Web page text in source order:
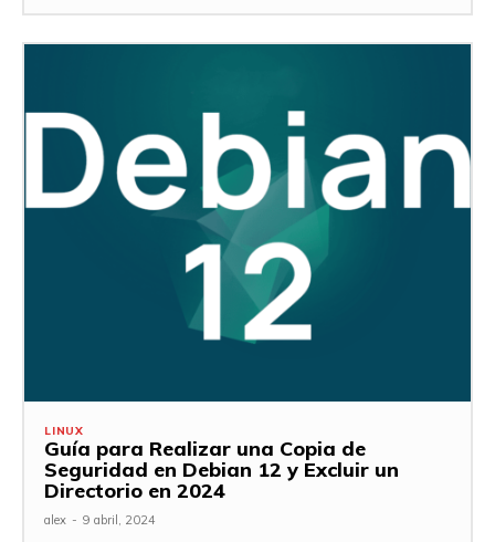
LINUX
Guía para Realizar una Copia de
Seguridad en Debian 12 y Excluir un
Directorio en 2024
alex - 9 abril, 2024